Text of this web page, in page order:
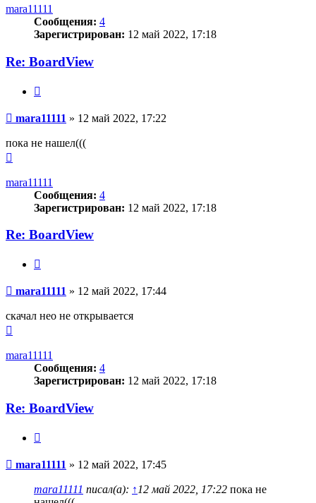
началу
mara11111
Сообщения: 4
Зарегистрирован: 12 май 2022, 17:18
Re: BoardView
Сообщение
mara11111 » 12 май 2022, 17:22
пока не нашел(((
началу
mara11111
Сообщения: 4
Зарегистрирован: 12 май 2022, 17:18
Re: BoardView
Сообщение
mara11111 » 12 май 2022, 17:44
скачал нео не открывается
началу
mara11111
Сообщения: 4
Зарегистрирован: 12 май 2022, 17:18
Re: BoardView
Сообщение
mara11111 » 12 май 2022, 17:45
mara11111 писал(а): ↑ 12 май 2022, 17:22 пока не